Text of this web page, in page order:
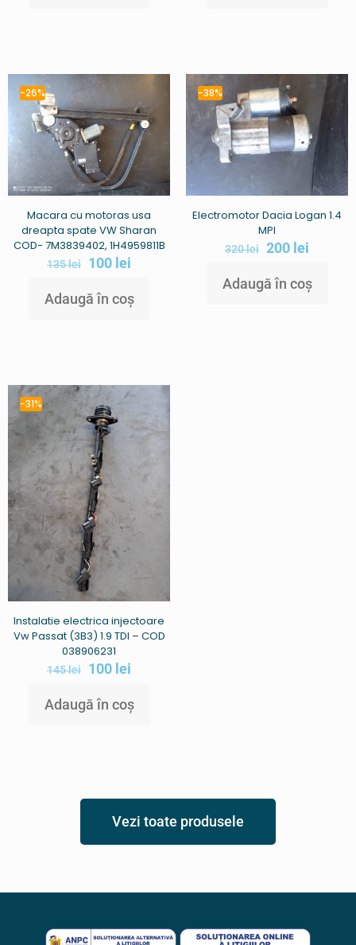
-26%
Macara cu motoras usa
dreapta spate VW Sharan
COD- 7M3839402, 1H4959811B
135lei 100 lei
Adaugă în coș
-38%
Electromotor Dacia Logan 1.4
MPI
320lei 200 lei
Adaugă în coș
-31%
Instalatie electrica injectoare
Vw Passat (3B3) 1.9 TDI – COD
038906231
145lei 100 lei
Adaugă în coș
Vezi toate produsele